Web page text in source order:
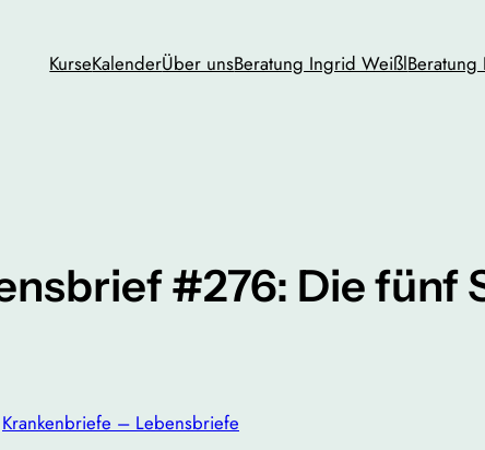
KurseKalenderÜber unsBeratung Ingrid Weißl
#276: Die fünf
Krankenbriefe – Lebensbriefe